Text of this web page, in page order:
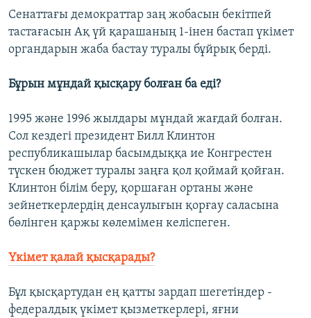
Сенаттағы демократтар заң жобасын бекітпей
тастағасын Ақ үй қарашаның 1-інен бастап үкімет
органдарын жаба бастау туралы бұйрық берді.
Бұрын мұндай қысқару болған ба еді?
1995 және 1996 жылдары мұндай жағдай болған.
Сол кездегі президент Билл Клинтон
республикашылар басымдыққа ие Конгрестен
түскен бюджет туралы заңға қол қоймай қойған.
Клинтон білім беру, қоршаған ортаны және
зейнеткерлердің денсаулығын қорғау саласына
бөлінген қаржы көлемімен келіспеген.
Үкімет қалай қысқарады?
Бұл қысқартудан ең қатты зардап шегетіндер -
федералдық үкімет қызметкерлері, яғни